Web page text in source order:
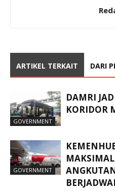
ARTIKEL TERKAIT DARI
GOVERNMENT
DAMRI
KORIDOR
GOVERNMENT
MAKSIMAL